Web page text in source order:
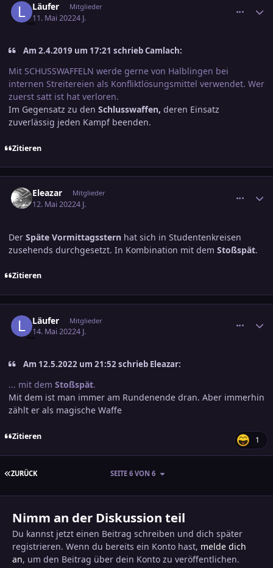
Läufer Mitglieder
11. Mai 20224 J.
Am 2.4.2019 um 17:21 schrieb Camlach:
Mit SCHUSSWAFFELN werde gerne von Halblingen bei
internen Streitereien als Konfliktlösungsmittel verwendet. Wer
zuerst satt ist hat verloren.
Im Gegensatz zu den Schlusswaffen, deren Einsatz
zuverlässig jeden Kampf beenden.
Zitieren
Eleazar Mitglieder
12. Mai 20224 J.
Der Späte Vormittagsstern hat sich in Studentenkreisen
zusehends durchgesetzt. In Kombination mit dem Stoßspät.
Zitieren
Läufer Mitglieder
14. Mai 20224 J.
Am 12.5.2022 um 21:52 schrieb Eleazar:
... mit dem Stoßspät.
Mit dem ist man immer am Rundenende dran. Aber immerhin
zählt er als magische Waffe
Zitieren 1
ERSTE SEITE
ZURÜCK SEITE 6 VON 6
Nimm an der Diskussion teil
Du kannst jetzt einen Beitrag schreiben und dich später
registrieren. Wenn du bereits ein Konto hast, melde dich
an, um den Beitrag über dein Konto zu veröffentlichen.